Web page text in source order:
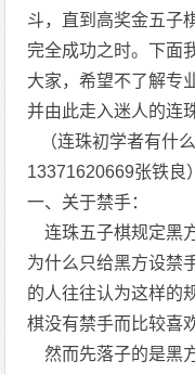
斗，直到高奖金五子
完全成功之时。下面
大家，希望不了解专
并由此走入迷人的连
（连珠初学者有什
13371620669张铁良
一、关于禁手：
连珠五子棋规定黑
为什么只给黑方设禁
的人往往认为这样的
棋没有禁手而比较喜
然而先落子的是黑